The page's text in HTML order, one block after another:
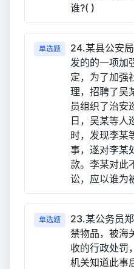
谁?( )
单选题
24.某县公安
发的的一项加
定，为了加强
理，招聘了吴
员组织了治安
日，吴某等人
时，发现李某
事，遂对李某
款。李某对此
讼，应以谁为
单选题
23.某公务员
禁物品，被海
收的行政处罚
机关知道此事